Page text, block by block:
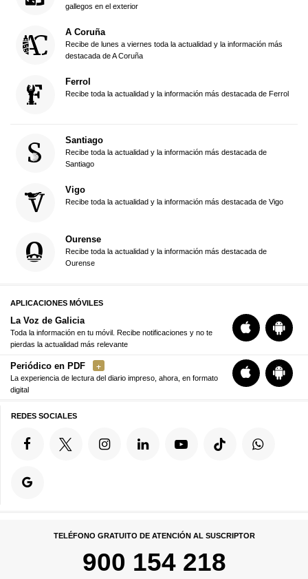
gallegos en el exterior
A Coruña
Recibe de lunes a viernes toda la actualidad y la información más
destacada de A Coruña
Ferrol
Recibe toda la actualidad y la información más destacada de Ferrol
Santiago
Recibe toda la actualidad y la información más destacada de
Santiago
Vigo
Recibe toda la actualidad y la información más destacada de Vigo
Ourense
Recibe toda la actualidad y la información más destacada de
Ourense
APLICACIONES MÓVILES
La Voz de Galicia
Toda la información en tu móvil. Recibe notificaciones y no te
pierdas la actualidad más relevante
Periódico en PDF
La experiencia de lectura del diario impreso, ahora, en formato
digital
REDES SOCIALES
TELÉFONO GRATUITO DE ATENCIÓN AL SUSCRIPTOR
900 154 218